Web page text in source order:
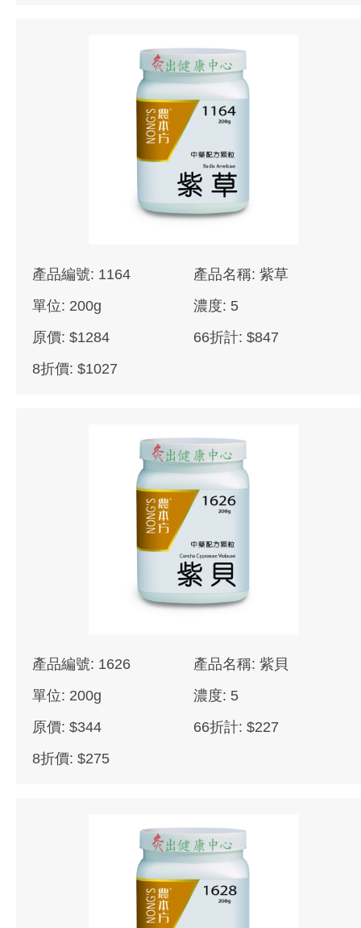
產品編號: 1164
產品名稱: 紫草
單位: 200g
濃度: 5
原價: $1284
66折計: $847
8折價: $1027
產品編號: 1626
產品名稱: 紫貝
單位: 200g
濃度: 5
原價: $344
66折計: $227
8折價: $275